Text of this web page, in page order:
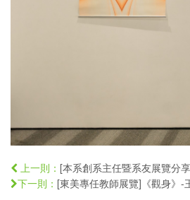
上一則： [本系創系主任暨系友展覽分
下一則： [東美專任教師展覽]《觀身》-